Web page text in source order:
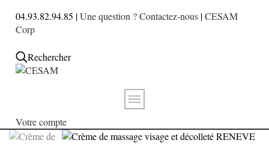
04.93.82.94.85 |Une question ? Contactez-nous |CESAM
Corp
Rechercher
Votre compte